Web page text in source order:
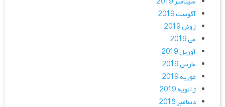
آگوست 2019
ژوئن 2019
می 2019
آوریل 2019
مارس 2019
فوریه 2019
ژانویه 2019
دسامبر 2018